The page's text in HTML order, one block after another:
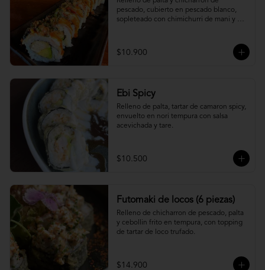
pescado, cubierto en pescado blanco,
sopleteado con chimichurri de mani y
$10.900
Ebi Spicy
Relleno de palta, tartar de camaron spicy,
envuelto en nori tempura con salsa
acevichada y tare.
$10.500
Futomaki de locos (6 piezas)
Relleno de chicharron de pescado, palta
y cebollin frito en tempura, con topping
de tartar de loco trufado.
$14.900